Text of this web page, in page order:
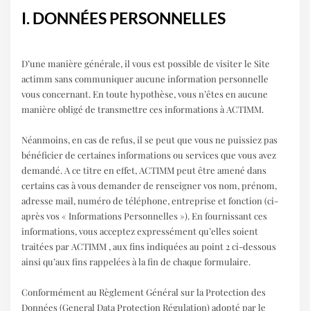
I. DONNÉES PERSONNELLES
D’une manière générale, il vous est possible de visiter le Site
actimm sans communiquer aucune information personnelle
vous concernant. En toute hypothèse, vous n’êtes en aucune
manière obligé de transmettre ces informations à ACTIMM.
Néanmoins, en cas de refus, il se peut que vous ne puissiez pas
bénéficier de certaines informations ou services que vous avez
demandé. A ce titre en effet, ACTIMM peut être amené dans
certains cas à vous demander de renseigner vos nom, prénom,
adresse mail, numéro de téléphone, entreprise et fonction (ci-
après vos « Informations Personnelles »). En fournissant ces
informations, vous acceptez expressément qu’elles soient
traitées par ACTIMM , aux fins indiquées au point 2 ci-dessous
ainsi qu’aux fins rappelées à la fin de chaque formulaire.
Conformément au Règlement Général sur la Protection des
Données (General Data Protection Régulation) adopté par le